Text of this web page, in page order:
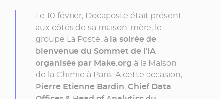
Le 10 février, Docaposte était présent
aux côtés de sa maison-mère, le
groupe La Poste, à la soirée de
bienvenue du Sommet de l’IA
organisée par Make.org à la Maison
de la Chimie à Paris. A cette occasion,
Pierre Etienne Bardin, Chief Data